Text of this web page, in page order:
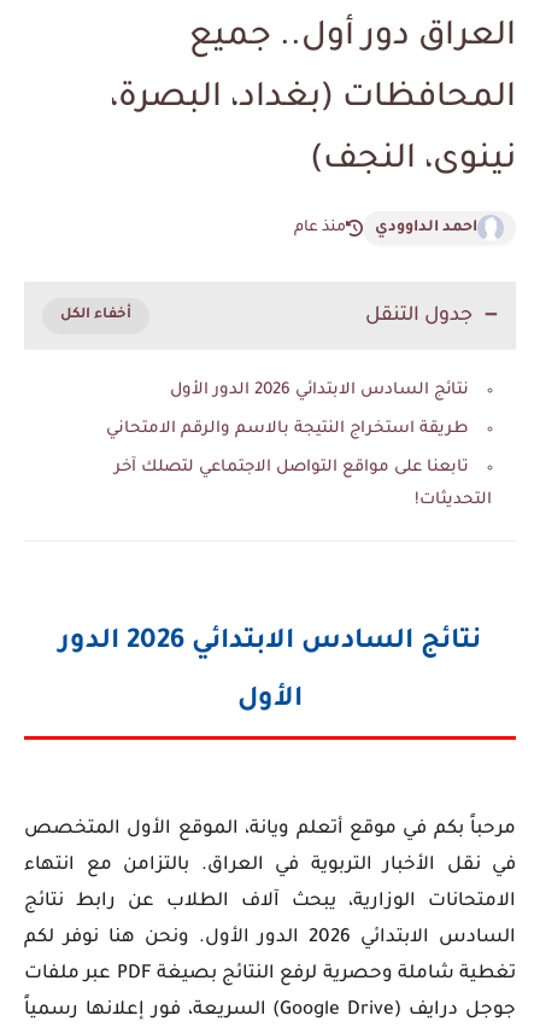
العراق دور أول.. جميع
المحافظات (بغداد، البصرة،
نينوى، النجف)
احمد الداوودي منذ عام
جدول التنقل
نتائج السادس الابتدائي 2026 الدور الأول
طريقة استخراج النتيجة بالاسم والرقم الامتحاني
تابعنا على مواقع التواصل الاجتماعي لتصلك آخر
التحديثات!
نتائج السادس الابتدائي 2026 الدور
الأول
مرحباً بكم في موقع أتعلم ويانة، الموقع الأول المتخصص
في نقل الأخبار التربوية في العراق. بالتزامن مع انتهاء
الامتحانات الوزارية، يبحث آلاف الطلاب عن
رابط نتائج
السادس الابتدائي 2026 الدور الأول
. ونحن هنا نوفر لكم
تغطية شاملة وحصرية لرفع النتائج بصيغة PDF عبر ملفات
جوجل درايف (Google Drive) السريعة، فور إعلانها رسمياً